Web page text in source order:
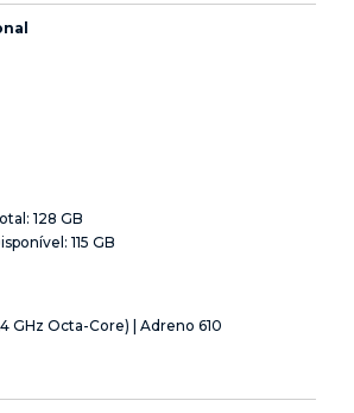
128 GB
115 GB
GHz Octa-Core) | Adreno 610